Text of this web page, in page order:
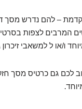
– להם נדרש
המרבים לצפות
ו/או ל למשאבי זיכרון
לכם גם כרטיס מסך חזק